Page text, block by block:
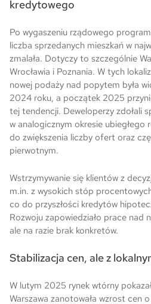
kredytowego
Po wygaszeniu rządowego
liczba sprzedanych mieszkań w
zmalała. Dotyczy to szczególnie
Wrocławia i Poznania. W tych
nowej podaży nad popytem była
2024 roku, a początek 2025
tej tendencji. Deweloperzy zdołali
w analogicznym okresie ubiegłego
do zwiększenia liczby ofert oraz
pierwotnym.
Wstrzymywanie się klientów z
m.in. z wysokich stóp
co do przyszłości kredytów
Rozwoju zapowiedziało prace nad
ale na razie brak konkretów.
Stabilizacja cen, ale z
W lutym 2025 rynek wtórny
Warszawa zanotowała wzrost cen